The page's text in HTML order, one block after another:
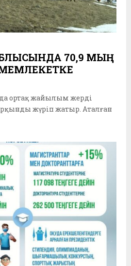
70,9 МЫҢ
ортақ жайылым жерді
жүріп жатыр. Аталған